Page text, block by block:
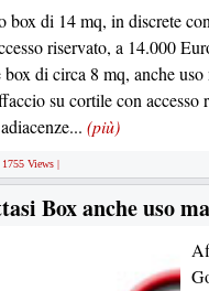
box di 14 mq, in discrete
riservato, a 14.000
box di circa 8 mq, anche
su cortile con
(più)
Views |
Box anche uso